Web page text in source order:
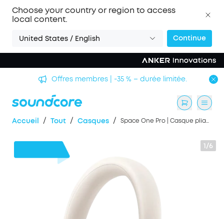
Choose your country or region to access
local content.
United States / English Continue
Offres membres | -35 % – durée limitée.
Accueil / Tout / Casques / Space One Pro | Casque pliable supra-auriculaire
1/6